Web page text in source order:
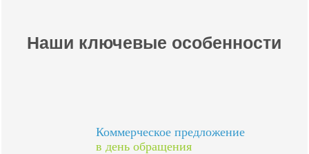
Наши ключевые особенности
Коммерческое предложение
в день обращения